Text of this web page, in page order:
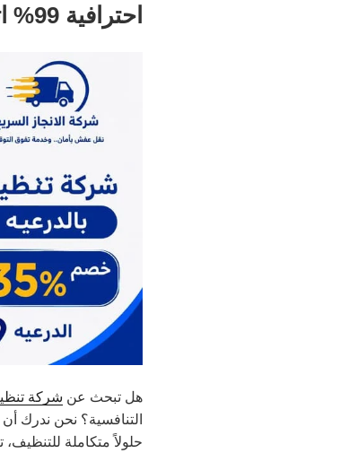
احترافية 99% اتصل بنا الان
هل تبحث عن شركة
التنافسية؟ نحن ندرك
حلولاً متكاملة